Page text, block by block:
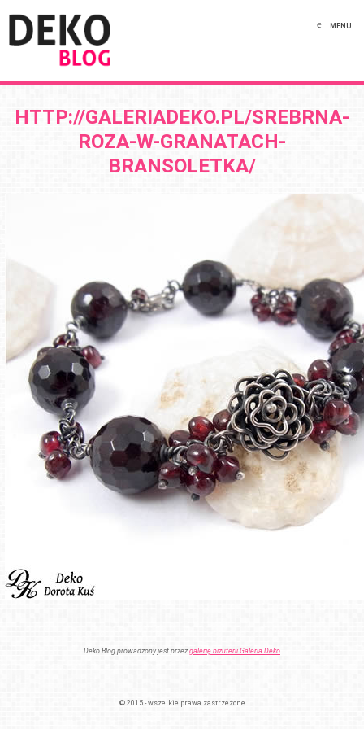
MENU
HTTP://GALERIADEKO.PL/SREBRNA-
ROZA-W-GRANATACH-
BRANSOLETKA/
Deko Blog prowadzony jest przezgalerię biżuterii Galeria Deko
© 2015 - wszelkie prawa zastrzeżone